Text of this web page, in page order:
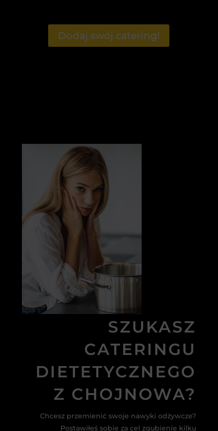
Dodaj swój catering!
SZUKASZ
CATERINGU
DIETETYCZNEGO
Z CHOJNOWA?
Chcesz przemienić swoje nawyki odżywcze?
Postawiłeś sobie za cel zgubienie kilku